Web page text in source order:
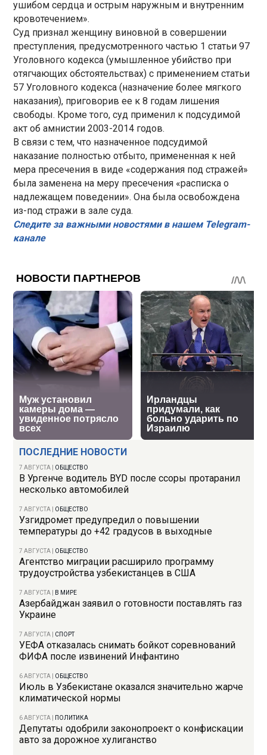
ПОСЛЕДНИЕ НОВОСТИ
7 АВГУСТА ОБЩЕСТВО
В Ургенче водитель BYD после ссоры протаранил
несколько автомобилей
7 АВГУСТА ОБЩЕСТВО
Узгидромет предупредил о повышении
температуры до +42 градусов в выходные
7 АВГУСТА ОБЩЕСТВО
Агентство миграции расширило программу
трудоустройства узбекистанцев в США
7 АВГУСТА В МИРЕ
Азербайджан заявил о готовности поставлять газ
Украине
7 АВГУСТА СПОРТ
УЕФА отказалась снимать бойкот соревнований
ФИФА после извинений Инфантино
6 АВГУСТА ОБЩЕСТВО
Июль в Узбекистане оказался значительно жарче
климатической нормы
6 АВГУСТА ПОЛИТИКА
Депутаты одобрили законопроект о конфискации
авто за дорожное хулиганство
ушибом сердца и острым наружным и внутренним
кровотечением».
Суд признал женщину виновной в совершении
преступления, предусмотренного частью 1 статьи 97
Уголовного кодекса (умышленное убийство при
отягчающих обстоятельствах) с применением статьи
57 Уголовного кодекса (назначение более мягкого
наказания), приговорив ее к 8 годам лишения
свободы. Кроме того, суд применил к подсудимой
акт об амнистии 2003-2014 годов.
В связи с тем, что назначенное подсудимой
наказание полностью отбыто, примененная к ней
мера пресечения в виде «содержания под стражей»
была заменена на меру пресечения «расписка о
надлежащем поведении». Она была освобождена
из-под стражи в зале суда.
Следите за важными новостями в нашем Telegram-
канале